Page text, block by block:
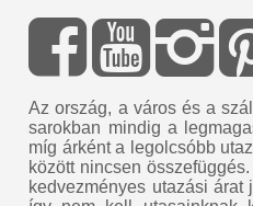
Az ország, a város és a
sarokban mindig a
míg árként a legolcsóbb
között nincsen
kedvezményes utazási